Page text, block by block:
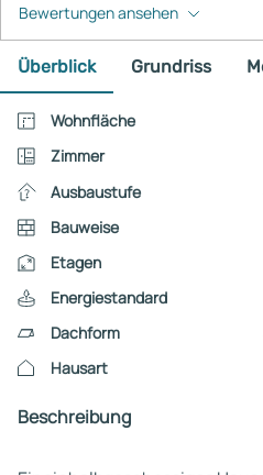
Bewertungen ansehen
Überblick Grundriss
Wohnfläche
Zimmer
Ausbaustufe
Bauweise
Etagen
Energiestandard
Dachform
Hausart
Beschreibung